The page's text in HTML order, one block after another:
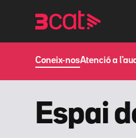
navegació
principal
contingut
Coneix-nosAtenció a
Espai